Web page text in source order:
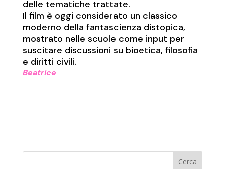
delle tematiche trattate.
Il film è oggi considerato un classico
moderno della fantascienza distopica,
mostrato nelle scuole come input per
suscitare discussioni su bioetica, filosofia
e diritti civili.
Beatrice